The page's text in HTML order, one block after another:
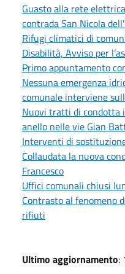
Guasto alla rete
contrada San Nicola
Rifugi climatici di
Disabilità, Avviso per
Primo appuntamento
Nessuna emergenza
comunale interviene
Nuovi tratti di condotta
anello nelle vie Gian
Interventi di
Collaudata la nuova
Francesco
Uffici comunali chiusi
Contrasto al fenomeno
rifiuti
Ultimo aggiornamento: